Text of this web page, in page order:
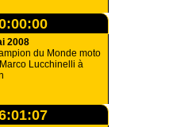
2008
du Monde moto
Lucchinelli à